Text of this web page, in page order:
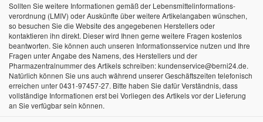
Sollten Sie weitere Informationen gemäß der Lebensmittel­informations­
verordnung (LMIV) oder Auskünfte über weitere Artikelangaben wünschen,
so besuchen Sie die Website des angegebenen Herstellers oder
kontaktieren ihn direkt. Dieser wird Ihnen gerne weitere Fragen kostenlos
beantworten. Sie können auch unseren Informationsservice nutzen und Ihre
Fragen unter Angabe des Namens, des Herstellers und der
Pharmazentralnummer des Artikels schreiben: kundenservice@berni24.de.
Natürlich können Sie uns auch während unserer Geschäftszeiten telefonisch
erreichen unter 0431-97457-27. Bitte haben Sie dafür Verständnis, dass
vollständige Informationen erst bei Vorliegen des Artikels vor der Lieferung
an Sie verfügbar sein können.